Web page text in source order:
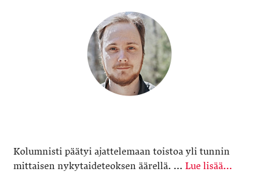
Kolumnisti päätyi ajattelemaan toistoa yli tunnin
mittaisen nykytaideteoksen äärellä. ...Lue lisää...